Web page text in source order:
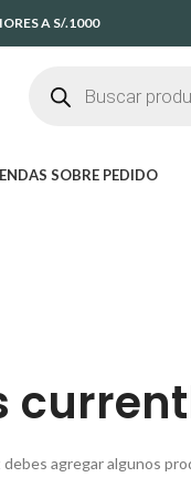
A S/.1000
SOBRE PEDIDO
agregar algunos